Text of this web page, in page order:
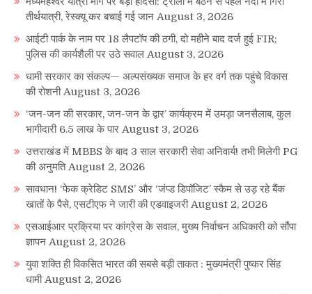
तीर्थयात्री, रेस्क्यू कर बचाई गई जान August 3, 2026
आईटी पार्क के नाम पर 18 लैपटॉप की ठगी, दो महीने बाद दर्ज हुई FIR;
पुलिस की कार्यशैली पर उठे सवाल August 3, 2026
धामी सरकार का संकल्प— अल्पसंख्यक समाज के हर वर्ग तक पहुंचे विकास
की रोशनी August 3, 2026
‘जन-जन की सरकार, जन-जन के द्वार’ कार्यक्रम में उमड़ा जनसैलाब, कुल
भागीदारी 6.5 लाख के पार August 3, 2026
उत्तराखंड में MBBS के बाद 3 साल सरकारी सेवा अनिवार्य! तभी मिलेगी PG
की अनुमति August 2, 2026
सावधान! ‘फेक क्रेडिट SMS’ और ‘जंप्ड डिपॉजिट’ स्कैम से उड़ रहे बैंक
खातों के पैसे, एसटीएफ ने जारी की एडवाइजरी August 2, 2026
एसआईआर प्रक्रिया पर कांग्रेस के सवाल, मुख्य निर्वाचन अधिकारी को सौंपा
ज्ञापन August 2, 2026
युवा शक्ति ही विकसित भारत की सबसे बड़ी ताकत : मुख्यमंत्री पुष्कर सिंह
धामी August 2, 2026